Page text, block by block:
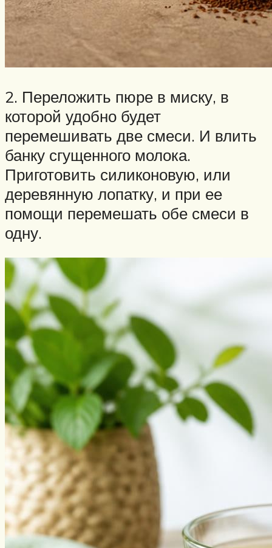
2. Переложить пюре в миску, в
которой удобно будет
перемешивать две смеси. И влить
банку сгущенного молока.
Приготовить силиконовую, или
деревянную лопатку, и при ее
помощи перемешать обе смеси в
одну.